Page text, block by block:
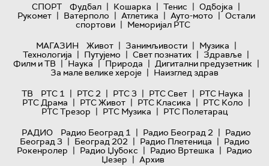
СПОРТ
Фудбал | Кошарка | Тенис | Одбојка |
Рукомет | Ватерполо | Атлетика | Ауто-мото | Остали
спортови | Меморијал РТС
МАГАЗИН
Живот | Занимљивости | Музика |
Технологијa | Путујемо | Свет познатих | Здравље |
Филм и ТВ | Наука | Природа | Дигитални предузетник |
За мале велике хероје | Наизглед здрав
ТВ
РТС 1 | РТС 2 | РТС 3 | РТС Свет | РТС Наука |
РТС Драма | РТС Живот | РТС Класика | РТС Коло |
РТС Трезор | РТС Музика | РТС Полетарац
РАДИО
Радио Београд 1 | Радио Београд 2 | Радио
Београд 3 | Београд 202 | Радио Плетеница | Радио
Рокенролер | Радио Џубокс | Радио Вртешка | Радио
Џезер | Архив